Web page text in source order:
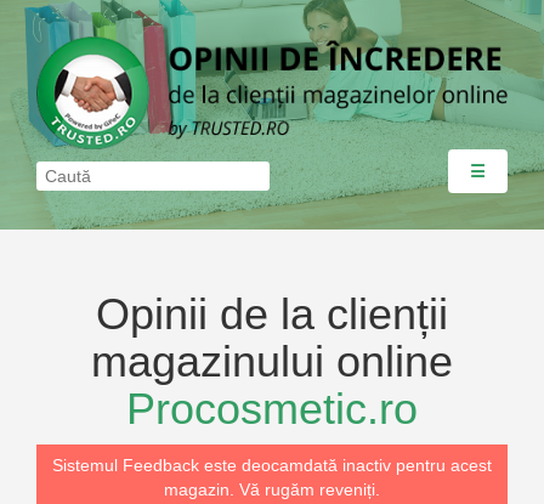
☰
Opinii de la clienții
magazinului online
Procosmetic.ro
Sistemul Feedback este deocamdată inactiv pentru acest
magazin. Vă rugăm reveniți.